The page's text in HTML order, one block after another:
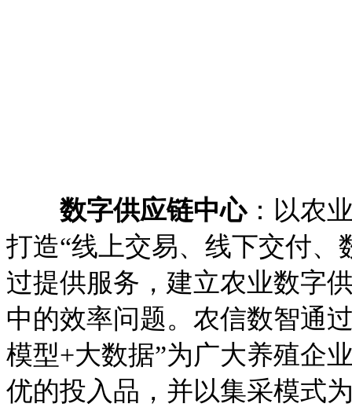
数字供应链中心：以农
打造“线上交易、线下交付
过提供服务，建立农业数字
中的效率问题。农信数智通
模型+大数据”为广大养殖企
优的投入品，并以集采模式